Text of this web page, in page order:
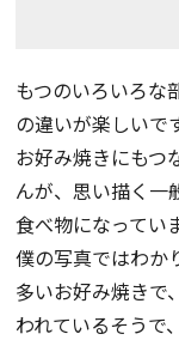
もつのいろいろな
の違いが楽しいで
お好み焼きにもつ
んが、思い描く一
食べ物になってい
僕の写真ではわか
多いお好み焼きで
われているそうで